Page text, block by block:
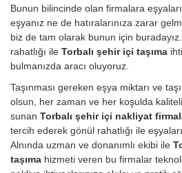
Bunun bilincinde olan firmalara
eşyanız ne de hatıralarınıza zarar
biz de tam olarak bunun için
rahatlığı ile Torbalı şehir içi taşıma
bulmanızda aracı oluyoruz.
Taşınması gereken eşya miktarı ve
olsun, her zaman ve her koşulda
sunan Torbalı şehir içi nakliyat
tercih ederek gönül rahatlığı ile
Alnında uzman ve donanımlı ekibi ile
taşıma hizmeti veren bu firmalar